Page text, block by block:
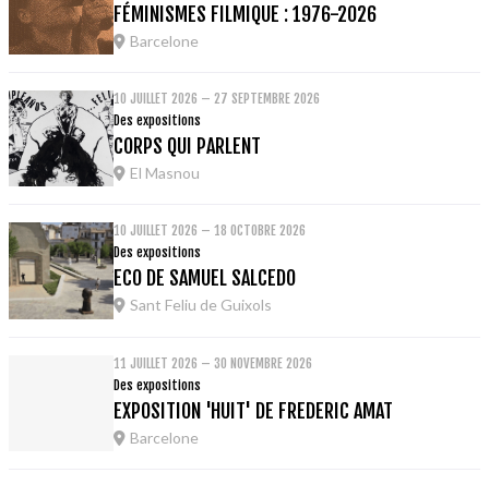
FÉMINISMES FILMIQUE : 1976-2026
Barcelone
10 JUILLET 2026 – 27 SEPTEMBRE 2026
Des expositions
CORPS QUI PARLENT
El Masnou
10 JUILLET 2026 – 18 OCTOBRE 2026
Des expositions
ECO DE SAMUEL SALCEDO
Sant Feliu de Guixols
11 JUILLET 2026 – 30 NOVEMBRE 2026
Des expositions
EXPOSITION 'HUIT' DE FREDERIC AMAT
Barcelone